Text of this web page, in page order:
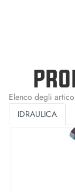
Elenco degli
IDRAULICA